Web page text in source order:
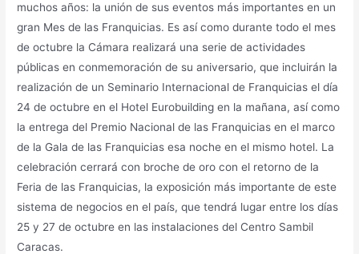
muchos años: la unión de sus eventos más importantes en un
gran Mes de las Franquicias. Es así como durante todo el mes
de octubre la Cámara realizará una serie de actividades
públicas en conmemoración de su aniversario, que incluirán la
realización de un Seminario Internacional de Franquicias el día
24 de octubre en el Hotel Eurobuilding en la mañana, así como
la entrega del Premio Nacional de las Franquicias en el marco
de la Gala de las Franquicias esa noche en el mismo hotel. La
celebración cerrará con broche de oro con el retorno de la
Feria de las Franquicias, la exposición más importante de este
sistema de negocios en el país, que tendrá lugar entre los días
25 y 27 de octubre en las instalaciones del Centro Sambil
Caracas.